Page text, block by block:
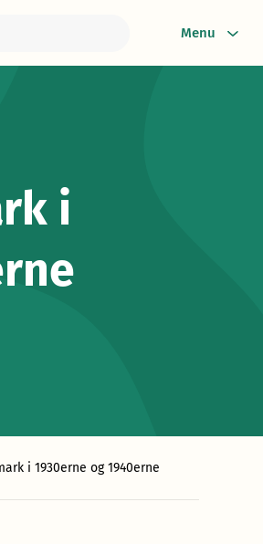
Menu
i
i 1930erne og 1940erne